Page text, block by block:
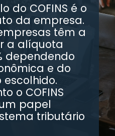
do COFINS é o
da empresa.
têm a
a alíquota
dependendo
e do
o COFINS
papel
tributário